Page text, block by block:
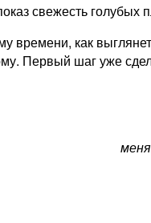
свежесть голубых
времени, как
Первый шаг уже